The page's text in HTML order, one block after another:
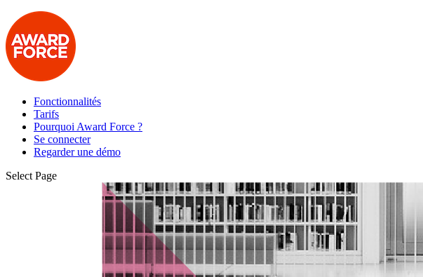
Fonctionnalités
Tarifs
Pourquoi Award Force ?
Se connecter
Regarder une démo
Select Page